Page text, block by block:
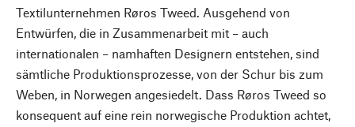
Textilunternehmen Røros Tweed. Ausgehend von
Entwürfen, die in Zusammenarbeit mit – auch
internationalen – namhaften Designern entstehen, sind
sämtliche Produktionsprozesse, von der Schur bis zum
Weben, in Norwegen angesiedelt. Dass Røros Tweed so
konsequent auf eine rein norwegische Produktion achtet,